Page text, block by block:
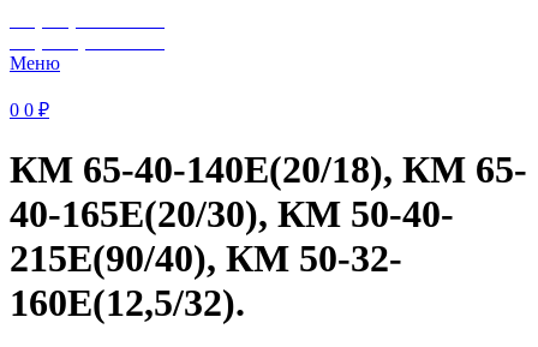
Меню
0 0 ₽
КМ 65-40-140Е(20/18), КМ 65-
40-165Е(20/30), КМ 50-40-
215Е(90/40), КМ 50-32-
160Е(12,5/32).